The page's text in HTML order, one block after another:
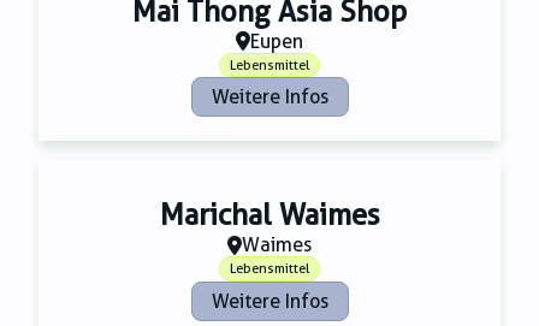
Mai Thong Asia Shop
Eupen
Lebensmittel
Weitere Infos
Marichal Waimes
Waimes
Lebensmittel
Weitere Infos